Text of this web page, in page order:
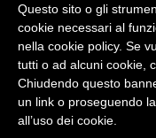
(C) La Valtellina -
Questo sito o gli
cookie necessari al
nella cookie policy. Se
tutti o ad alcuni cookie,
Chiudendo questo
un link o proseguendo
all’uso dei cookie.